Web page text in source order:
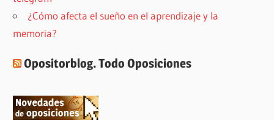
¿Cómo afecta el sueño en el aprendizaje y la
memoria?
Opositorblog. Todo Oposiciones